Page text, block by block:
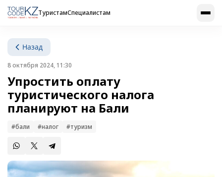
ТуристамСпециалистам
Назад
8 октября 2024, 11:30
Упростить оплату
туристического налога
планируют на Бали
#бали #налог #туризм